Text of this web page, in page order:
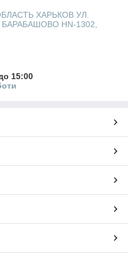
ХАРЬКОВ УЛ.
HN-1302,
15:00